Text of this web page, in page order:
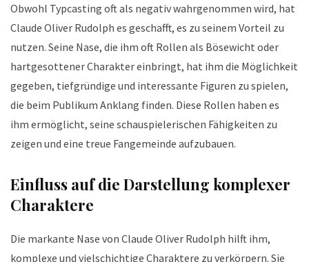
Obwohl Typcasting oft als negativ wahrgenommen wird, hat
Claude Oliver Rudolph es geschafft, es zu seinem Vorteil zu
nutzen. Seine Nase, die ihm oft Rollen als Bösewicht oder
hartgesottener Charakter einbringt, hat ihm die Möglichkeit
gegeben, tiefgründige und interessante Figuren zu spielen,
die beim Publikum Anklang finden. Diese Rollen haben es
ihm ermöglicht, seine schauspielerischen Fähigkeiten zu
zeigen und eine treue Fangemeinde aufzubauen.
Einfluss auf die Darstellung komplexer
Charaktere
Die markante Nase von Claude Oliver Rudolph hilft ihm,
komplexe und vielschichtige Charaktere zu verkörpern. Sie